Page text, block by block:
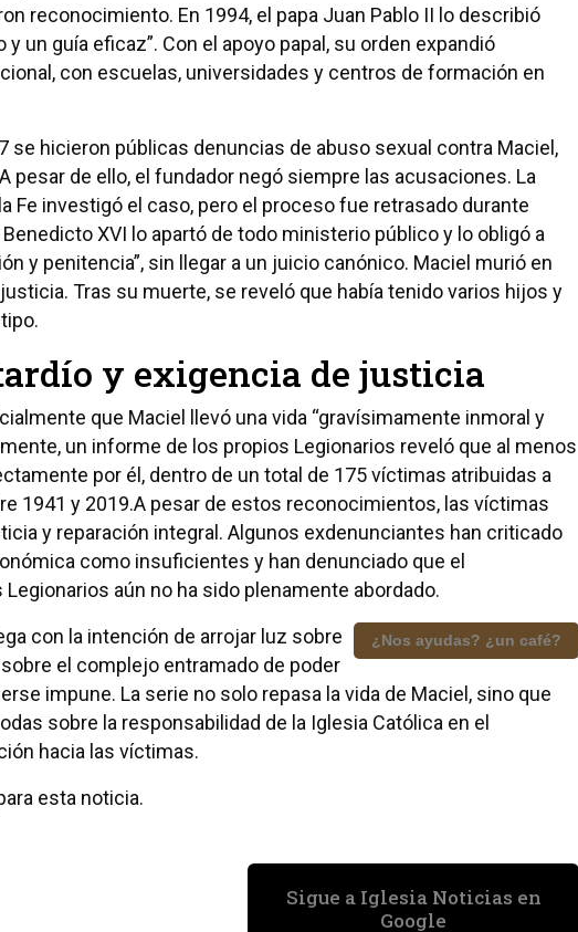
reconocimiento. En 1994, el papa Juan Pablo II lo describió
un guía eficaz”. Con el apoyo papal, su orden expandió
con escuelas, universidades y centros de formación en
se hicieron públicas denuncias de abuso sexual contra Maciel,
pesar de ello, el fundador negó siempre las acusaciones. La
Fe investigó el caso, pero el proceso fue retrasado durante
XVI lo apartó de todo ministerio público y lo obligó a
y penitencia”, sin llegar a un juicio canónico. Maciel murió en
Tras su muerte, se reveló que había tenido varios hijos y
y exigencia de justicia
que Maciel llevó una vida “gravísimamente inmoral y
un informe de los propios Legionarios reveló que al menos
por él, dentro de un total de 175 víctimas atribuidas a
1941 y 2019.A pesar de estos reconocimientos, las víctimas
y reparación integral. Algunos exdenunciantes han criticado
como insuficientes y han denunciado que el
aún no ha sido plenamente abordado.
¿Nos ayudas? ¿un café?
con la intención de arrojar luz sobre
el complejo entramado de poder
impune. La serie no solo repasa la vida de Maciel, sino que
sobre la responsabilidad de la Iglesia Católica en el
hacia las víctimas.
esta noticia.
Sigue a Iglesia Noticias en
Google